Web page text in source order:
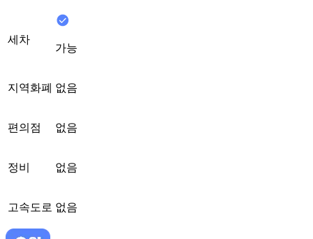
세차
가능
지역화폐 없음
편의점 없음
정비 없음
고속도로 없음